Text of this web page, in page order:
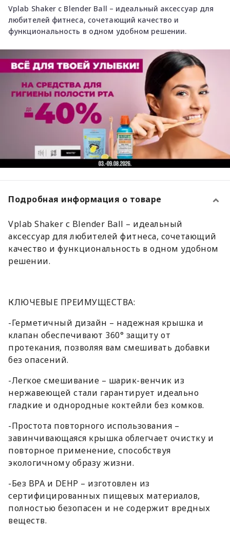
Vplab Shaker с Blender Ball – идеальный аксессуар для
любителей фитнеса, сочетающий качество и
функциональность в одном удобном решении.
Подробная информация о товаре
Vplab Shaker с Blender Ball – идеальный
аксессуар для любителей фитнеса, сочетающий
качество и функциональность в одном удобном
решении.
КЛЮЧЕВЫЕ ПРЕИМУЩЕСТВА:
-Герметичный дизайн – надежная крышка и
клапан обеспечивают 360° защиту от
протекания, позволяя вам смешивать добавки
без опасений.
-Легкое смешивание – шарик-венчик из
нержавеющей стали гарантирует идеально
гладкие и однородные коктейли без комков.
-Простота повторного использования –
завинчивающаяся крышка облегчает очистку и
повторное применение, способствуя
экологичному образу жизни.
-Без BPA и DEHP – изготовлен из
сертифицированных пищевых материалов,
полностью безопасен и не содержит вредных
веществ.